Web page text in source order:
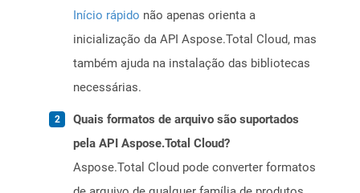
Início rápido não apenas orienta a
inicialização da API Aspose.Total Cloud, mas
também ajuda na instalação das bibliotecas
necessárias.
Quais formatos de arquivo são suportados
pela API Aspose.Total Cloud?
Aspose.Total Cloud pode converter formatos